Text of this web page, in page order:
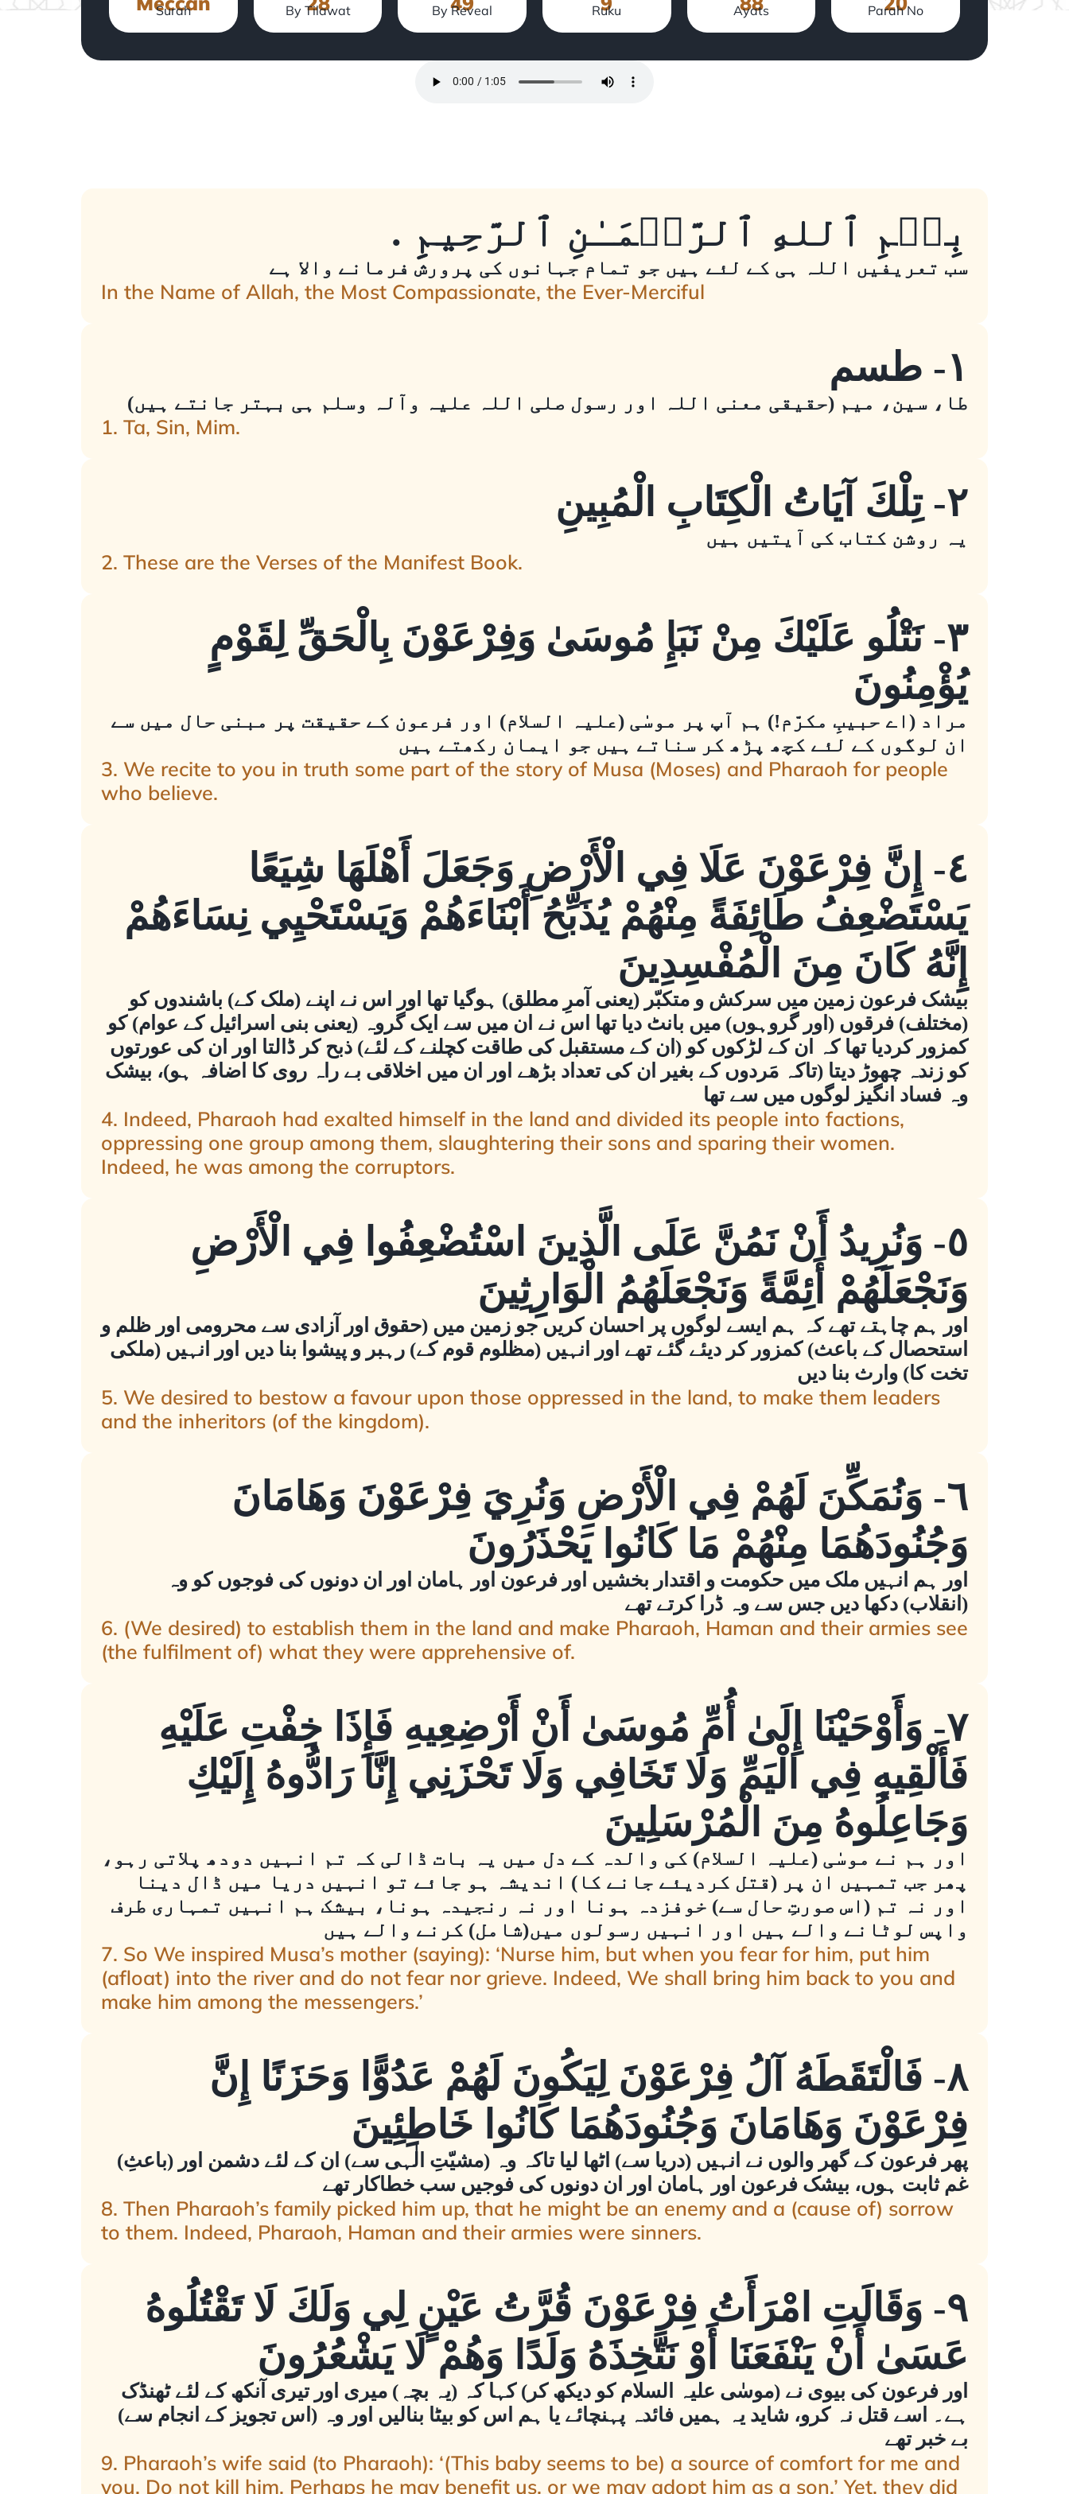
Surah By Tilawat By Reveal Ruku Ayats Parah No
. بِسۡمِ ٱللهِ ٱلرَّحۡمَـٰنِ ٱلرَّحِيمِِ
سب تعریفیں اللہ ہی کے لئے ہیں جو تمام جہانوں کی پرورش فرمانے والا ہے
In the Name of Allah, the Most Compassionate, the Ever-Merciful
١- طسم
طا، سین، میم (حقیقی معنی اللہ اور رسول صلی اللہ علیہ وآلہ وسلم ہی بہتر جانتے ہیں)
1. Ta, Sin, Mim.
٢- تِلْكَ آيَاتُ الْكِتَابِ الْمُبِينِ
یہ روشن کتاب کی آیتیں ہیں
2. These are the Verses of the Manifest Book.
٣- نَتْلُو عَلَيْكَ مِنْ نَبَإِ مُوسَىٰ وَفِرْعَوْنَ بِالْحَقِّ لِقَوْمٍ
يُؤْمِنُونَ
مراد (اے حبیبِ مکرّم!) ہم آپ پر موسٰی (علیہ السلام) اور فرعون کے حقیقت پر مبنی حال میں سے
ان لوگوں کے لئے کچھ پڑھ کر سناتے ہیں جو ایمان رکھتے ہیں
3. We recite to you in truth some part of the story of Musa (Moses) and Pharaoh for people
who believe.
٤- إِنَّ فِرْعَوْنَ عَلَا فِي الْأَرْضِ وَجَعَلَ أَهْلَهَا شِيَعًا
يَسْتَضْعِفُ طَائِفَةً مِنْهُمْ يُذَبِّحُ أَبْنَاءَهُمْ وَيَسْتَحْيِي نِسَاءَهُمْ
إِنَّهُ كَانَ مِنَ الْمُفْسِدِينَ
بیشک فرعون زمین میں سرکش و متکبّر (یعنی آمرِ مطلق) ہوگیا تھا اور اس نے اپنے (ملک کے) باشندوں کو
(مختلف) فرقوں (اور گروہوں) میں بانٹ دیا تھا اس نے ان میں سے ایک گروہ (یعنی بنی اسرائیل کے عوام) کو
کمزور کردیا تھا کہ ان کے لڑکوں کو (ان کے مستقبل کی طاقت کچلنے کے لئے) ذبح کر ڈالتا اور ان کی عورتوں
کو زندہ چھوڑ دیتا (تاکہ مَردوں کے بغیر ان کی تعداد بڑھے اور ان میں اخلاقی بے راہ روی کا اضافہ ہو)، بیشک
وہ فساد انگیز لوگوں میں سے تھا
4. Indeed, Pharaoh had exalted himself in the land and divided its people into factions,
oppressing one group among them, slaughtering their sons and sparing their women.
Indeed, he was among the corruptors.
٥- وَنُرِيدُ أَنْ نَمُنَّ عَلَى الَّذِينَ اسْتُضْعِفُوا فِي الْأَرْضِ
وَنَجْعَلَهُمْ أَئِمَّةً وَنَجْعَلَهُمُ الْوَارِثِينَ
اور ہم چاہتے تھے کہ ہم ایسے لوگوں پر احسان کریں جو زمین میں (حقوق اور آزادی سے محرومی اور ظلم و
استحصال کے باعث) کمزور کر دیئے گئے تھے اور انہیں (مظلوم قوم کے) رہبر و پیشوا بنا دیں اور انہیں (ملکی
تخت کا) وارث بنا دیں
5. We desired to bestow a favour upon those oppressed in the land, to make them leaders
and the inheritors (of the kingdom).
٦- وَنُمَكِّنَ لَهُمْ فِي الْأَرْضِ وَنُرِيَ فِرْعَوْنَ وَهَامَانَ
وَجُنُودَهُمَا مِنْهُمْ مَا كَانُوا يَحْذَرُونَ
اور ہم انہیں ملک میں حکومت و اقتدار بخشیں اور فرعون اور ہامان اور ان دونوں کی فوجوں کو وہ
(انقلاب) دکھا دیں جس سے وہ ڈرا کرتے تھے
6. (We desired) to establish them in the land and make Pharaoh, Haman and their armies see
(the fulfilment of) what they were apprehensive of.
٧- وَأَوْحَيْنَا إِلَىٰ أُمِّ مُوسَىٰ أَنْ أَرْضِعِيهِ فَإِذَا خِفْتِ عَلَيْهِ
فَأَلْقِيهِ فِي الْيَمِّ وَلَا تَخَافِي وَلَا تَحْزَنِي إِنَّا رَادُّوهُ إِلَيْكِ
وَجَاعِلُوهُ مِنَ الْمُرْسَلِينَ
اور ہم نے موسٰی (علیہ السلام) کی والدہ کے دل میں یہ بات ڈالی کہ تم انہیں دودھ پلاتی رہو،
پھر جب تمہیں ان پر (قتل کردیئے جانے کا) اندیشہ ہو جائے تو انہیں دریا میں ڈال دینا
اور نہ تم (اس صورتِ حال سے) خوفزدہ ہونا اور نہ رنجیدہ ہونا، بیشک ہم انہیں تمہاری طرف
واپس لوٹانے والے ہیں اور انہیں رسولوں میں(شامل) کرنے والے ہیں
7. So We inspired Musa’s mother (saying): ‘Nurse him, but when you fear for him, put him
(afloat) into the river and do not fear nor grieve. Indeed, We shall bring him back to you and
make him among the messengers.’
٨- فَالْتَقَطَهُ آلُ فِرْعَوْنَ لِيَكُونَ لَهُمْ عَدُوًّا وَحَزَنًا إِنَّ
فِرْعَوْنَ وَهَامَانَ وَجُنُودَهُمَا كَانُوا خَاطِئِينَ
پھر فرعون کے گھر والوں نے انہیں (دریا سے) اٹھا لیا تاکہ وہ (مشیّتِ الٰہی سے) ان کے لئے دشمن اور (باعثِ)
غم ثابت ہوں، بیشک فرعون اور ہامان اور ان دونوں کی فوجیں سب خطاکار تھے
8. Then Pharaoh’s family picked him up, that he might be an enemy and a (cause of) sorrow
to them. Indeed, Pharaoh, Haman and their armies were sinners.
٩- وَقَالَتِ امْرَأَتُ فِرْعَوْنَ قُرَّتُ عَيْنٍ لِي وَلَكَ لَا تَقْتُلُوهُ
عَسَىٰ أَنْ يَنْفَعَنَا أَوْ نَتَّخِذَهُ وَلَدًا وَهُمْ لَا يَشْعُرُونَ
اور فرعون کی بیوی نے (موسٰی علیہ السلام کو دیکھ کر) کہا کہ (یہ بچہ) میری اور تیری آنکھ کے لئے ٹھنڈک
ہے۔ اسے قتل نہ کرو، شاید یہ ہمیں فائدہ پہنچائے یا ہم اس کو بیٹا بنالیں اور وہ (اس تجویز کے انجام سے)
بے خبر تھے
9. Pharaoh’s wife said (to Pharaoh): ‘(This baby seems to be) a source of comfort for me and
you. Do not kill him. Perhaps he may benefit us, or we may adopt him as a son.’ Yet, they did